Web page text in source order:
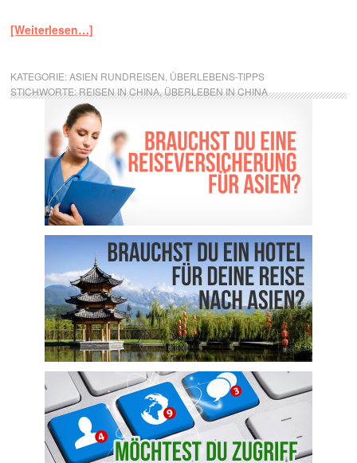
[Weiterlesen…]
KATEGORIE:ASIEN RUNDREISEN ÜBERLEBENS-TIPPS
STICHWORTE:REISEN IN CHINA,ÜBERLEBEN IN CHINA